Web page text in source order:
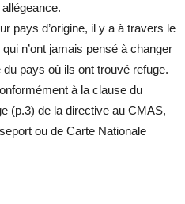
pays d’origine, il y a à travers le
n’ont jamais pensé à changer
pays où ils ont trouvé refuge.
à la clause du
(p.3) de la directive au CMAS,
ou de Carte Nationale